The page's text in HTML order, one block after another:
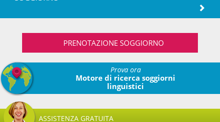
PRENOTAZIONE SOGGIORNO
Prova ora
Motore di ricerca soggiorni
linguistici
ASSISTENZA GRATUITA